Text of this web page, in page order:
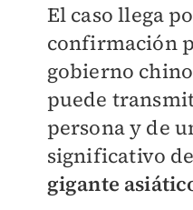
El caso llega
confirmación
gobierno
puede
persona y de
significativo
gigante